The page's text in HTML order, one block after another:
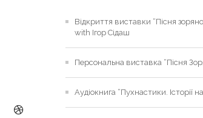
Відкриття виставки “Пісня
with Ігор Сідаш
Персональна виставка “Пісня
Аудіокнига “Пухнастики. Історії